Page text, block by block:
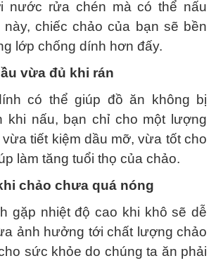
nước rửa chén mà có thể nấu
này, chiếc chảo của bạn sẽ bền
lớp chống dính hơn đấy.
vừa đủ khi rán
có thể giúp đồ ăn không bị
khi nấu, bạn chỉ cho một lượng
tiết kiệm dầu mỡ, vừa tốt cho
làm tăng tuổi thọ của chảo.
chảo chưa quá nóng
gặp nhiệt độ cao khi khô sẽ dễ
ảnh hưởng tới chất lượng chảo
sức khỏe do chúng ta ăn phải